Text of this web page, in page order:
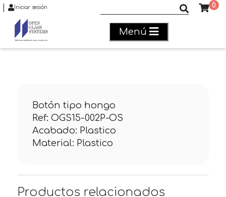
Iniciar sesión 0
Menú
Botón tipo hongo
Ref: OGS15-002P-OS
Acabado: Plastico
Material: Plastico
Productos relacionados